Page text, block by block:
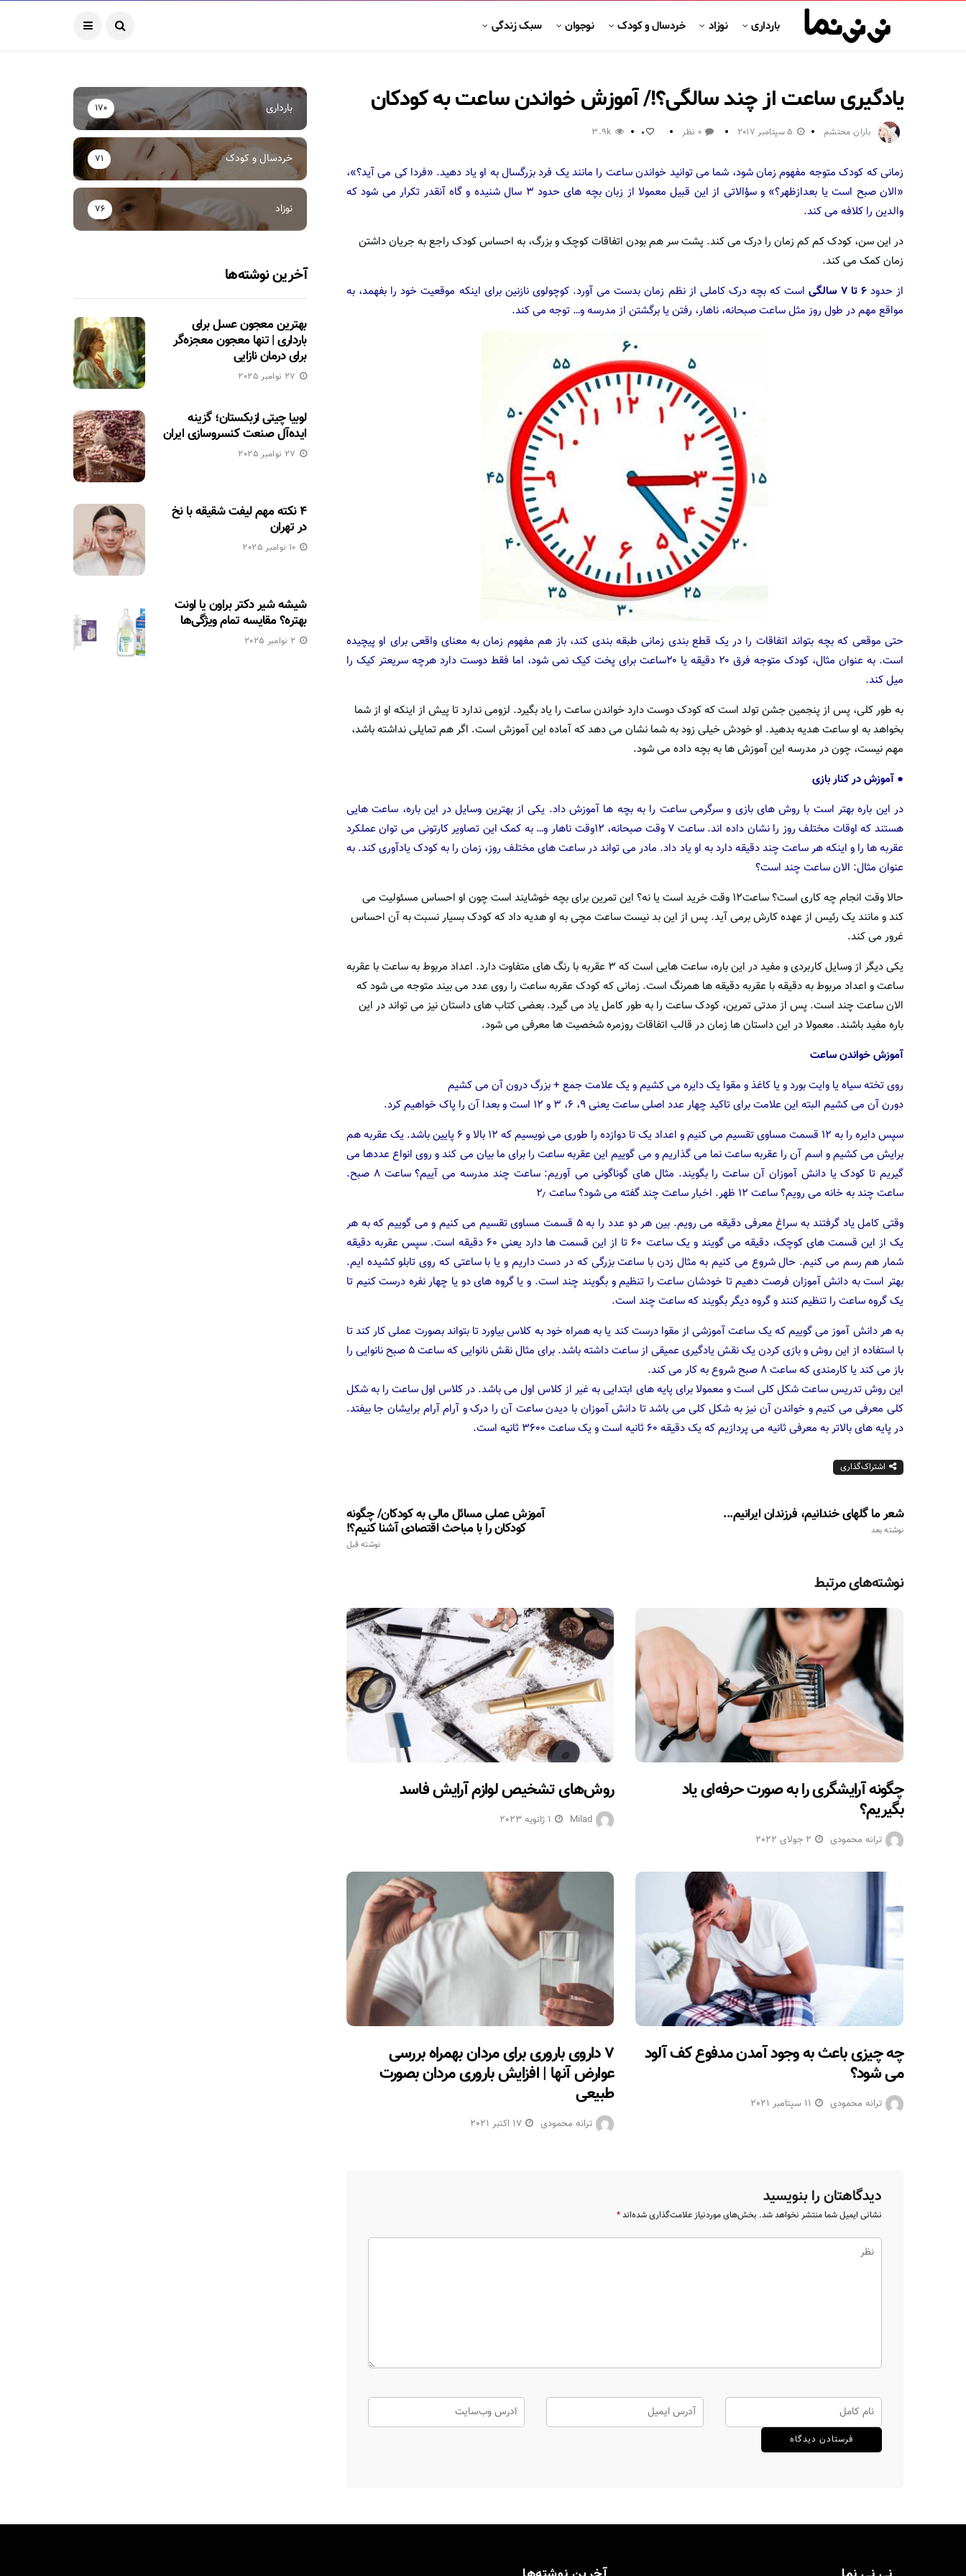
بارداری نوزاد خردسال و کودک نوجوان سبک زندگی
یادگیری ساعت از چند سالگی؟!/ آموزش خواندن ساعت به کودکان
باران محتشم 5 سپتامبر 2017 0 نظر 0
3.9k
زمانی که کودک متوجه مفهوم زمان شود، شما می توانید خواندن ساعت را مانند یک فرد بزرگسال به او یاد دهید. «فردا کی می آید؟»،
«الان صبح است یا بعدازظهر؟» و سؤالاتی از این قبیل معمولا از زبان بچه های حدود ۳ سال شنیده و گاه آنقدر تکرار می شود که
والدین را کلافه می کند.
در این سن، کودک کم کم زمان را درک می کند. پشت سر هم بودن اتفاقات کوچک و بزرگ، به احساس کودک راجع به جریان داشتن
زمان کمک می کند.
از حدود ۶ تا ۷ سالگی
است که بچه درک کاملی از نظم زمان بدست می آورد. کوچولوی نازنین برای اینکه موقعیت خود را بفهمد، به
مواقع مهم در طول روز مثل ساعت صبحانه، ناهار، رفتن یا برگشتن از مدرسه و… توجه می کند.
حتی موقعی که بچه بتواند اتفاقات را در یک قطع بندی زمانی طبقه بندی کند، باز هم مفهوم زمان به معنای واقعی برای او پیچیده
است. به عنوان مثال، کودک متوجه فرق ۲۰ دقیقه یا ۲۰ساعت برای پخت کیک نمی شود، اما فقط دوست دارد هرچه سریعتر کیک را
میل کند.
به طور کلی، پس از پنجمین جشن تولد است که کودک دوست دارد خواندن ساعت را یاد بگیرد. لزومی ندارد تا پیش از اینکه او از شما
بخواهد به او ساعت هدیه بدهید. او خودش خیلی زود به شما نشان می دهد که آماده این آموزش است. اگر هم تمایلی نداشته باشد،
مهم نیست، چون در مدرسه این آموزش ها به بچه داده می شود.
● آموزش در کنار بازی
در این باره بهتر است با روش های بازی و سرگرمی ساعت را به بچه ها آموزش داد. یکی از بهترین وسایل در این باره، ساعت هایی
هستند که اوقات مختلف روز را نشان داده اند. ساعت ۷ وقت صبحانه، ۱۲وقت ناهار و… به کمک این تصاویر کارتونی می توان عملکرد
عقربه ها را و اینکه هر ساعت چند دقیقه دارد به او یاد داد. مادر می تواند در ساعت های مختلف روز، زمان را به کودک یادآوری کند. به
عنوان مثال: الان ساعت چند است؟
حالا وقت انجام چه کاری است؟ ساعت۱۲ وقت خرید است یا نه؟ این تمرین برای بچه خوشایند است چون او احساس مسئولیت می
کند و مانند یک رئیس از عهده کارش برمی آید. پس از این بد نیست ساعت مچی به او هدیه داد که کودک بسیار نسبت به آن احساس
غرور می کند.
یکی دیگر از وسایل کاربردی و مفید در این باره، ساعت هایی است که ۳ عقربه با رنگ های متفاوت دارد. اعداد مربوط به ساعت با عقربه
ساعت و اعداد مربوط به دقیقه با عقربه دقیقه ها همرنگ است. زمانی که کودک عقربه ساعت را روی عدد می بیند متوجه می شود که
الان ساعت چند است. پس از مدتی تمرین، کودک ساعت را به طور کامل یاد می گیرد. بعضی کتاب های داستان نیز می تواند در این
باره مفید باشند. معمولا در این داستان ها زمان در قالب اتفاقات روزمره شخصیت ها معرفی می شود.
آموزش خواندن ساعت
روی تخته سیاه یا وایت بورد و یا کاغذ و مقوا یک دایره می کشیم و یک علامت جمع + بزرگ درون آن می کشیم
دورن آن می کشیم البته این علامت برای تاکید چهار عدد اصلی ساعت یعنی ۹، ۶، ۳ و ۱۲ است و بعدا آن را پاک خواهیم کرد.
سپس دایره را به ۱۲ قسمت مساوی تقسیم می کنیم و اعداد یک تا دوازده را طوری می نویسیم که ۱۲ بالا و ۶ پایین باشد. یک عقربه هم
برایش می کشیم و اسم آن را عقربه ساعت نما می گذاریم و می گوییم این عقربه ساعت را برای ما بیان می کند و روی انواع عددها می
گیریم تا کودک یا دانش آموزان آن ساعت را بگویند. مثال های گوناگونی می آوریم: ساعت چند مدرسه می آییم؟ ساعت ۸ صبح.
ساعت چند به خانه می رویم؟ ساعت ۱۲ ظهر. اخبار ساعت چند گفته می شود؟ ساعت ۲٫
وقتی کامل یاد گرفتند به سراغ معرفی دقیقه می رویم. بین هر دو عدد را به ۵ قسمت مساوی تقسیم می کنیم و می گوییم که به هر
یک از این قسمت های کوچک، دقیقه می گویند و یک ساعت ۶۰ تا از این قسمت ها دارد یعنی ۶۰ دقیقه است. سپس عقربه دقیقه
شمار هم رسم می کنیم. حال شروع می کنیم به مثال زدن با ساعت بزرگی که در دست داریم و یا با ساعتی که روی تابلو کشیده ایم.
بهتر است به دانش آموزان فرصت دهیم تا خودشان ساعت را تنظیم و بگویند چند است. و یا گروه های دو یا چهار نفره درست کنیم تا
یک گروه ساعت را تنظیم کنند و گروه دیگر بگویند که ساعت چند است.
به هر دانش آموز می گوییم که یک ساعت آموزشی از مقوا درست کند یا به همراه خود به کلاس بیاورد تا بتواند بصورت عملی کار کند تا
با استفاده از این روش و بازی کردن یک نقش یادگیری عمیقی از ساعت داشته باشد. برای مثال نقش نانوایی که ساعت ۵ صبح نانوایی را
باز می کند یا کارمندی که ساعت ۸ صبح شروع به کار می کند.
این روش تدریس ساعت شکل کلی است و معمولا برای پایه های ابتدایی به غیر از کلاس اول می باشد. در کلاس اول ساعت را به شکل
کلی معرفی می کنیم و خواندن آن نیز به شکل کلی می باشد تا دانش آموزان با دیدن ساعت آن را درک و آرام آرام برایشان جا بیفتد.
در پایه های بالاتر به معرفی ثانیه می پردازیم که یک دقیقه ۶۰ ثانیه است و یک ساعت ۳۶۰۰ ثانیه است.
اشتراک‌گذاری
آموزش عملی مسائل مالی به کودکان/ چگونه
کودکان را با مباحث اقتصادی آشنا کنیم؟!
نوشته قبل
شعر ما گلهای خندانیم، فرزندان ایرانیم...
نوشته بعد
نوشته‌های مرتبط
روش‌های تشخیص لوازم آرایش فاسد
Milad 1 ژانویه 2023
چگونه آرایشگری را به صورت حرفه‌ای یاد
بگیریم؟
ترانه محمودی 2 جولای 2022
۷ داروی باروری برای مردان بهمراه بررسی
عوارض آنها | افزایش باروری مردان بصورت
طبیعی
ترانه محمودی 17 اکتبر 2021
چه چیزی باعث به وجود آمدن مدفوع کف آلود
می شود؟
ترانه محمودی 11 سپتامبر 2021
دیدگاهتان را بنویسید
نشانی ایمیل شما منتشر نخواهد شد. بخش‌های موردنیاز علامت‌گذاری شده‌اند*
بارداری 170
خردسال و کودک 71
نوزاد 76
آخرین نوشته‌ها
بهترین معجون عسل برای
بارداری | تنها معجون معجزه‌گر
برای درمان نازایی
27 نوامبر 2025
لوبیا چیتی ازبکستان؛ گزینه
ایده‌آل صنعت کنسروسازی ایران
27 نوامبر 2025
۴ نکته مهم لیفت شقیقه با نخ
در تهران
10 نوامبر 2025
شیشه شیر دکتر براون یا اونت
بهتره؟ مقایسه تمام ویژگی‌ها
2 نوامبر 2025